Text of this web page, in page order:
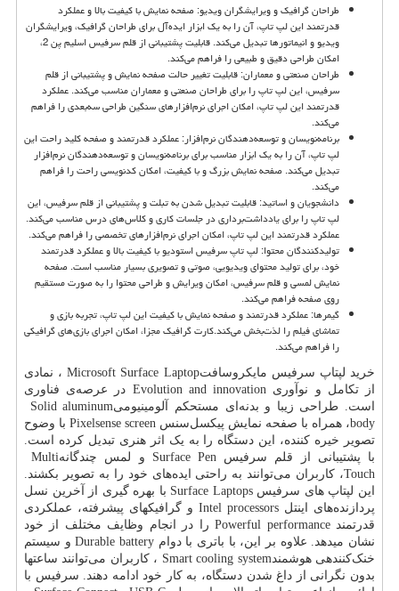
طراحان گرافیک و ویرایشگران ویدیو: صفحه نمایش با کیفیت بالا و عملکرد
قدرتمند این لپ تاپ، آن را به یک ابزار ایده‌آل برای طراحان گرافیک، ویرایشگران
ویدیو و انیماتورها تبدیل می‌کند. قابلیت پشتیبانی از قلم سرفیس اسلیم پن 2،
امکان طراحی دقیق و طبیعی را فراهم می‌کند.
طراحان صنعتی و معماران: قابلیت تغییر حالت صفحه نمایش و پشتیبانی از قلم
سرفیس، این لپ تاپ را برای طراحان صنعتی و معماران مناسب می‌کند. عملکرد
قدرتمند این لپ تاپ، امکان اجرای نرم‌افزارهای سنگین طراحی سه‌بعدی را فراهم
می‌کند.
برنامه‌نویسان و توسعه‌دهندگان نرم‌افزار: عملکرد قدرتمند و صفحه کلید راحت این
لپ تاپ، آن را به یک ابزار مناسب برای برنامه‌نویسان و توسعه‌دهندگان نرم‌افزار
تبدیل می‌کند. صفحه نمایش بزرگ و با کیفیت، امکان کدنویسی راحت را فراهم
می‌کند.
دانشجویان و اساتید: قابلیت تبدیل شدن به تبلت و پشتیبانی از قلم سرفیس، این
لپ تاپ را برای یادداشت‌برداری در جلسات کاری و کلاس‌های درس مناسب می‌کند.
عملکرد قدرتمند این لپ تاپ، امکان اجرای نرم‌افزارهای تخصصی را فراهم می‌کند.
تولیدکنندگان محتوا: لپ تاپ سرفیس استودیو با کیفیت بالا و عملکرد قدرتمند
خود، برای تولید محتوای ویدیویی، صوتی و تصویری بسیار مناسب است. صفحه
نمایش لمسی و قلم سرفیس، امکان ویرایش و طراحی محتوا را به صورت مستقیم
روی صفحه فراهم می‌کند.
گیمرها: عملکرد قدرتمند و صفحه نمایش با کیفیت این لپ تاپ، تجربه بازی و
تماشای فیلم را لذت‌بخش می‌کند.کارت گرافیک مجزا، امکان اجرای بازی‌های گرافیکی
را فراهم می‌کند.
خرید لپتاپ سرفیس مایکروسافتMicrosoft Surface Laptop ، نمادی
از تکامل و نوآوری Evolution and innovation در عرصه‌ی فناوری
است. طراحی زیبا و بدنه‌ای مستحکم آلومینیومیSolid aluminum
body، همراه با صفحه نمایش پیکسل‌سنس Pixelsense screen با وضوح
تصویر خیره کننده، این دستگاه را به یک اثر هنری تبدیل کرده است.
با پشتیبانی از قلم سرفیس Surface Pen و لمس چندگانهMulti
Touch، کاربران می‌توانند به راحتی ایده‌های خود را به تصویر بکشند.
این لپتاپ های سرفیس Surface Laptops با بهره گیری از آخرین نسل
پردازنده‌های اینتل Intel processors و گرافیکهای پیشرفته، عملکردی
قدرتمندPowerful performance را در انجام وظایف مختلف از خود
نشان میدهد. علاوه بر این، با باتری با دوام Durable battery و سیستم
خنک‌کنندهی هوشمندSmart cooling system ، کاربران می‌توانند ساعتها
بدون نگرانی از داغ شدن دستگاه، به کار خود ادامه دهند. سرفیس با